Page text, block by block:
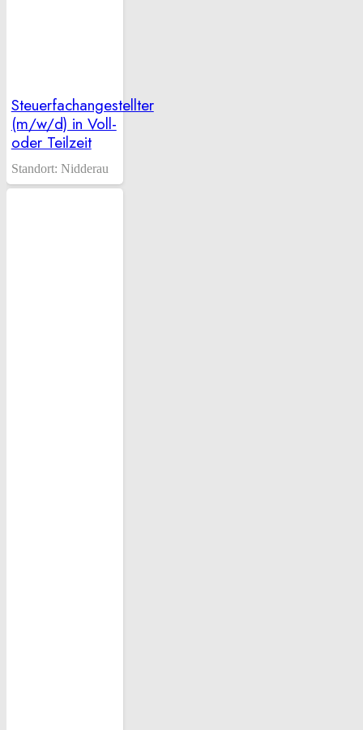
Steuerfachangestellter
(m/w/d) in Voll-
oder Teilzeit
Standort: Nidderau